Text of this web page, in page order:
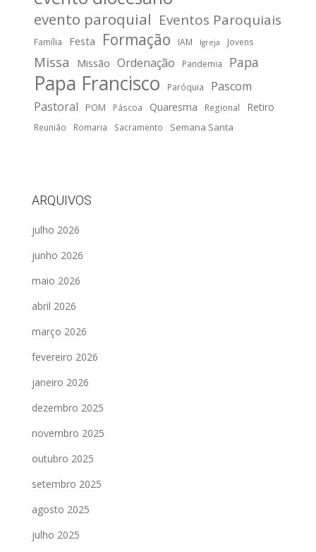
evento paroquial Eventos Paroquiais
Família Festa Formação IAM Igreja Jovens
Missa Missão Ordenação Pandemia Papa
Papa Francisco Paróquia
Pascom
Pastoral
POM Páscoa Quaresma Regional Retiro
Reunião Romaria Sacramento Semana Santa
ARQUIVOS
julho 2026
junho 2026
maio 2026
abril 2026
março 2026
fevereiro 2026
janeiro 2026
dezembro 2025
novembro 2025
outubro 2025
setembro 2025
agosto 2025
julho 2025